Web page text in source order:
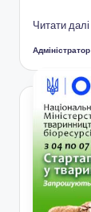
р
і
о
т
и
Читати далі
Опубліковано
Адміністратор